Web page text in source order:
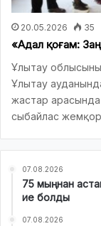
20.05.2026 35
«Адал қоғам:
Ұлытау
Ұлытау
жастар
сыбайлас
07.08.2026
75 мыңнан
ие болды
07.08.2026